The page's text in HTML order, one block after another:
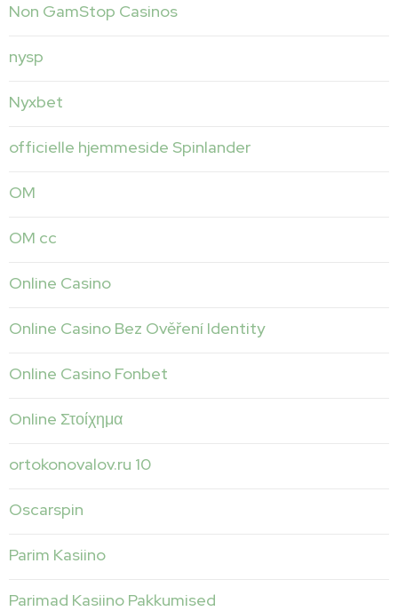
Non GamStop Casinos
nysp
Nyxbet
officielle hjemmeside Spinlander
OM
OM cc
Online Casino
Online Casino Bez Ověření Identity
Online Casino Fonbet
Online Στοίχημα
ortokonovalov.ru 10
Oscarspin
Parim Kasiino
Parimad Kasiino Pakkumised